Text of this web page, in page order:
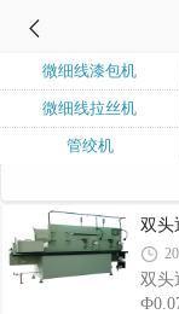
微细线漆包机
微细线拉丝机
管绞机
双头
双头